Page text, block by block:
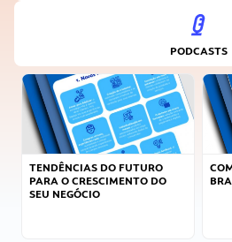
PODCASTS
TENDÊNCIAS DO FUTURO
PARA O CRESCIMENTO DO
SEU NEGÓCIO